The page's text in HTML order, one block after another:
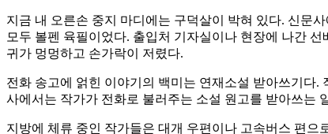
지금 내 오른손 중지 마디에는 구덕살이 박혀 있다. 신문
모두 볼펜 육필이었다. 출입처 기자실이나 현장에 나간
귀가 멍멍하고 손가락이 저렸다.
전화 송고에 얽힌 이야기의 백미는 연재소설 받아쓰기다
사에서는 작가가 전화로 불러주는 소설 원고를 받아쓰는
지방에 체류 중인 작가들은 대개 우편이나 고속버스 편